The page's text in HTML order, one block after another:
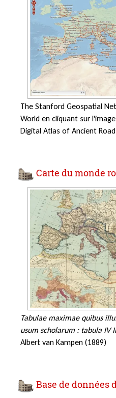
The Stanford Geospatial
World en cliquant sur
Digital Atlas of Ancient
Carte du monde
Tabulae maximae quibus
usum scholarum : tabula IV
Albert van Kampen (1889)
Base de données